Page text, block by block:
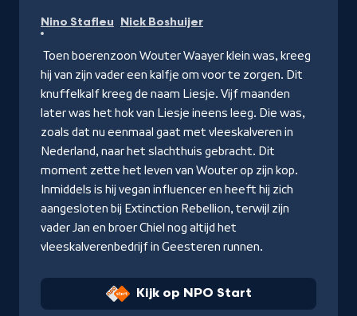
op
NPO
Start
Nino Stafleu Nick Boshuijer
Toen boerenzoon Wouter Waayer klein was, kreeg
hij van zijn vader een kalfje om voor te zorgen. Dit
knuffelkalf kreeg de naam Liesje. Vijf maanden
later was het hok van Liesje ineens leeg. Die was,
zoals dat nu eenmaal gaat met vleeskalveren in
Nederland, naar het slachthuis gebracht. Dit
moment zette het leven van Wouter op zijn kop.
Inmiddels is hij vegan influencer en heeft hij zich
aangesloten bij Extinction Rebellion, terwijl zijn
vader Jan en broer Chiel nog altijd het
vleeskalverenbedrijf in Geesteren runnen.
Kijk op NPO Start